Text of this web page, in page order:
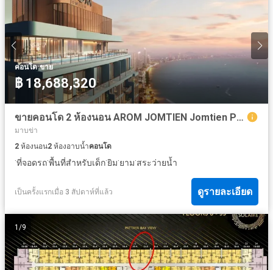
คอนโด·ขาย
฿ 18,688,320
ขายคอนโด 2 ห้องนอน AROM JOMTIEN Jomtien Pattaya 74.16 ตร.ม. ชั้น 38
มาบข่า
2 ห้องนอน2 ห้องอาบน้ำคอนโด
·ที่จอดรถ·พื้นที่สำหรับเด็ก·ยิม·ยาม·สระว่ายน้ำ
เป็นครั้งแรกเมื่อ 3 สัปดาห์ที่แล้ว ดูรายละเอียด
1 /9